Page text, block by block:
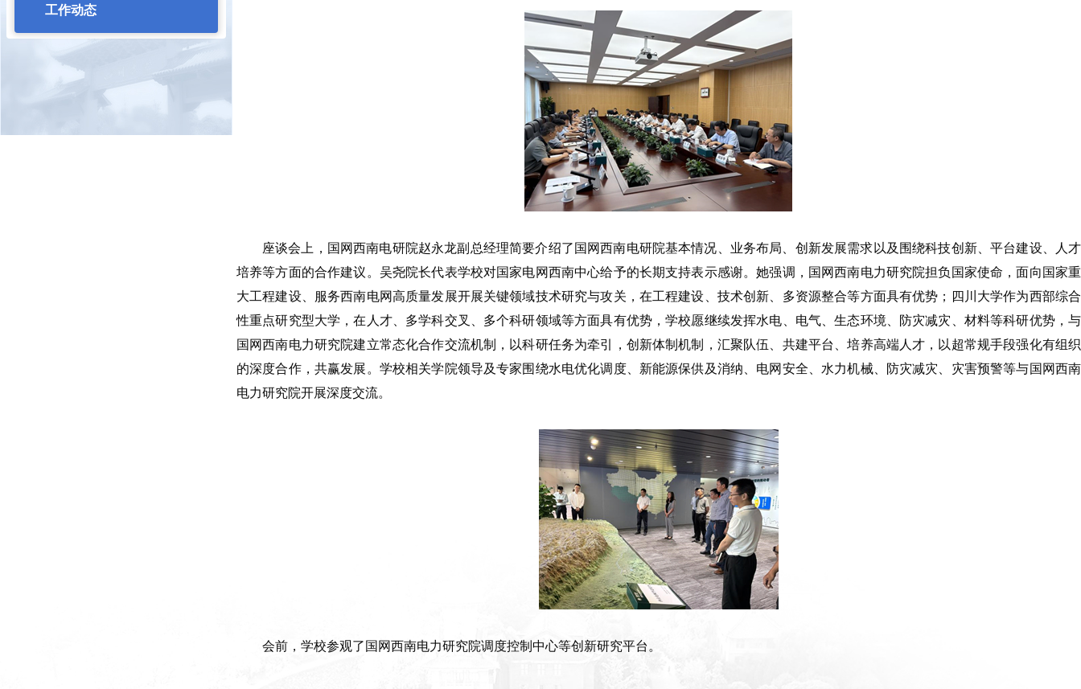
工作动态
座谈会上，国网西南电研院赵永龙副总经理简要介绍了国网西南电研院基本情况、业务布局、创新发展需求以及围绕科技创新、平台建设、人才
培养等方面的合作建议。吴尧院长代表学校对国家电网西南中心给予的长期支持表示感谢。她强调，国网西南电力研究院担负国家使命，面向国家重
大工程建设、服务西南电网高质量发展开展关键领域技术研究与攻关，在工程建设、技术创新、多资源整合等方面具有优势；四川大学作为西部综合
性重点研究型大学，在人才、多学科交叉、多个科研领域等方面具有优势，学校愿继续发挥水电、电气、生态环境、防灾减灾、材料等科研优势，与
国网西南电力研究院建立常态化合作交流机制，以科研任务为牵引，创新体制机制，汇聚队伍、共建平台、培养高端人才，以超常规手段强化有组织
的深度合作，共赢发展。学校相关学院领导及专家围绕水电优化调度、新能源保供及消纳、电网安全、水力机械、防灾减灾、灾害预警等与国网西南
电力研究院开展深度交流。
会前，学校参观了国网西南电力研究院调度控制中心等创新研究平台。